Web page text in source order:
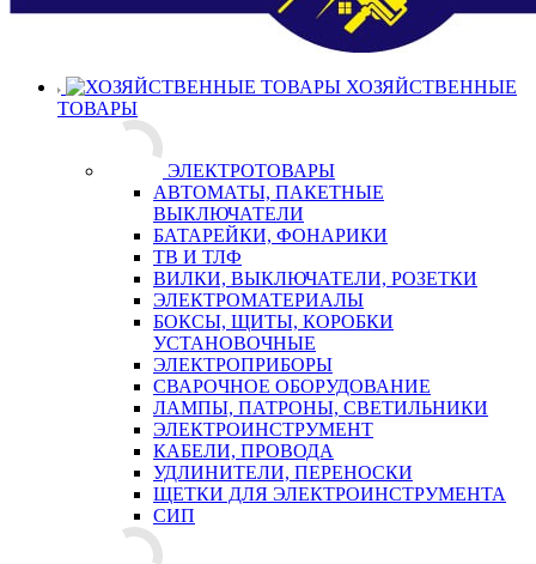
ХОЗЯЙСТВЕННЫЕ
ТОВАРЫ
ЭЛЕКТРОТОВАРЫ
АВТОМАТЫ, ПАКЕТНЫЕ
ВЫКЛЮЧАТЕЛИ
БАТАРЕЙКИ, ФОНАРИКИ
ТВ И ТЛФ
ВИЛКИ, ВЫКЛЮЧАТЕЛИ, РОЗЕТКИ
ЭЛЕКТРОМАТЕРИАЛЫ
БОКСЫ, ЩИТЫ, КОРОБКИ
УСТАНОВОЧНЫЕ
ЭЛЕКТРОПРИБОРЫ
СВАРОЧНОЕ ОБОРУДОВАНИЕ
ЛАМПЫ, ПАТРОНЫ, СВЕТИЛЬНИКИ
ЭЛЕКТРОИНСТРУМЕНТ
КАБЕЛИ, ПРОВОДА
УДЛИНИТЕЛИ, ПЕРЕНОСКИ
ЩЕТКИ ДЛЯ ЭЛЕКТРОИНСТРУМЕНТА
СИП